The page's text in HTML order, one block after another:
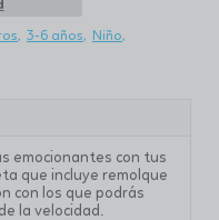
3-6 años
Niño
emocionantes con tus
que incluye remolque
con los que podrás
la velocidad.